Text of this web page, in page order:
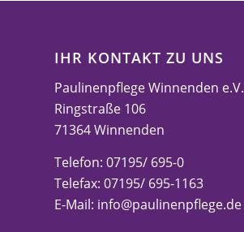
IHR KONTAKT ZU UNS
Paulinenpflege Winnenden e.V.
Ringstraße 106
71364 Winnenden
Telefon: 07195/ 695-0
Telefax: 07195/ 695-1163
E-Mail: info@paulinenpflege.de